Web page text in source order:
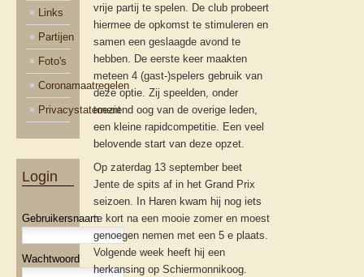
Links
Partijen
Foto's
Coronamaatregelen
Privacystatement
Login
Gebruikersnaam
Wachtwoord
vrije partij te spelen. De club probeert
hiermee de opkomst te stimuleren en
samen een geslaagde avond te
hebben. De eerste keer maakten
meteen 4 (gast-)spelers gebruik van
deze optie. Zij speelden, onder
toeziend oog van de overige leden,
een kleine rapidcompetitie. Een veel
belovende start van deze opzet.
Op zaterdag 13 september beet
Jente de spits af in het Grand Prix
seizoen. In Haren kwam hij nog iets
te kort na een mooie zomer en moest
genoegen nemen met een 5 e plaats.
Volgende week heeft hij een
herkansing op Schiermonnikoog.